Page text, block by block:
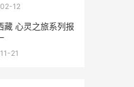
儿AI春晚
12
系列报
21